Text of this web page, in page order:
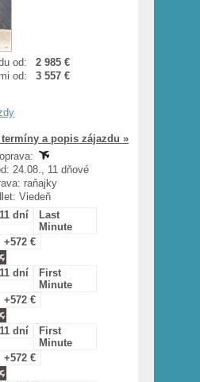
od:
2 985 €
od:
3 557 €
a popis zájazdu »
24.08., 11 dňové
raňajky
Viedeň
11 dní
Last
Minute
+572 €
11 dní
First
Minute
+572 €
11 dní
First
Minute
+572 €